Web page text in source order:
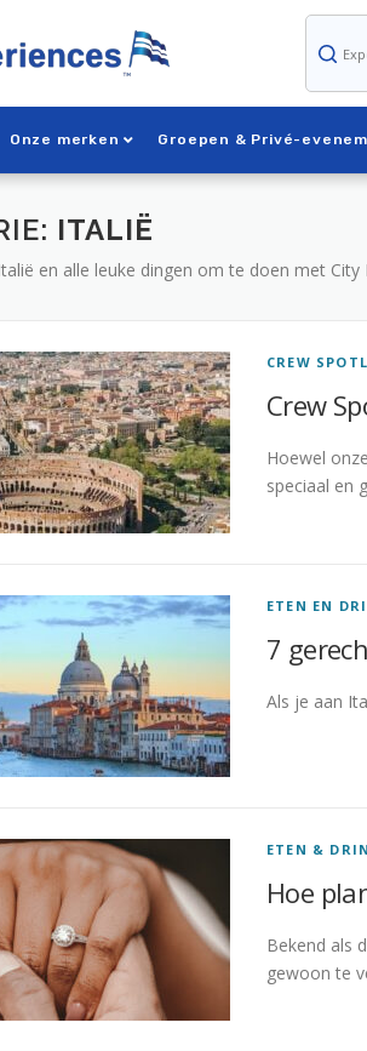
Onze merken Groepen & Privé-
ITALIË
en alle leuke dingen om te doen met
CREW
Crew
Hoewel
speciaal en
ETEN EN
7
Als je aan
ETEN &
Hoe
Bekend als
gewoon te